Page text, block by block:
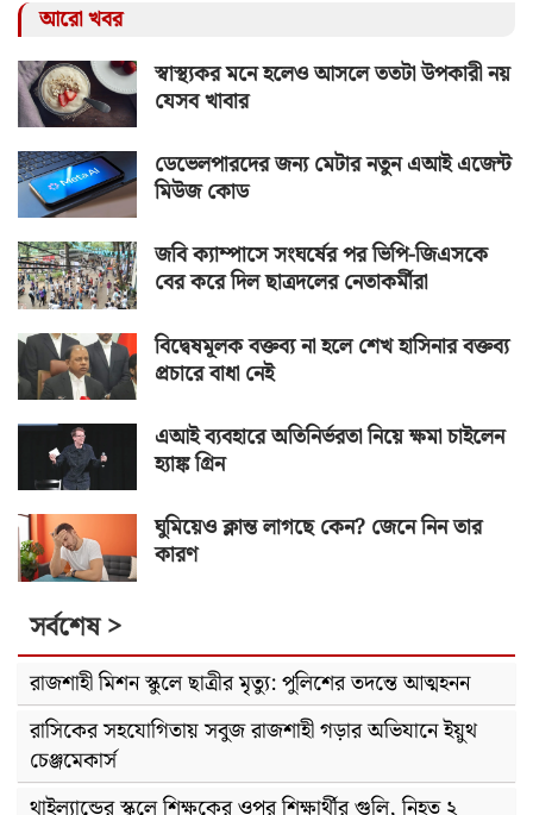
আরো খবর
স্বাস্থ্যকর মনে হলেও আসলে ততটা উপকারী নয়
যেসব খাবার
ডেভেলপারদের জন্য মেটার নতুন এআই এজেন্ট
মিউজ কোড
জবি ক্যাম্পাসে সংঘর্ষের পর ভিপি-জিএসকে
বের করে দিল ছাত্রদলের নেতাকর্মীরা
বিদ্বেষমূলক বক্তব্য না হলে শেখ হাসিনার বক্তব্য
প্রচারে বাধা নেই
এআই ব্যবহারে অতিনির্ভরতা নিয়ে ক্ষমা চাইলেন
হ্যাঙ্ক গ্রিন
ঘুমিয়েও ক্লান্ত লাগছে কেন? জেনে নিন তার
কারণ
সর্বশেষ >
রাজশাহী মিশন স্কুলে ছাত্রীর মৃত্যু: পুলিশের তদন্তে আত্মহনন
রাসিকের সহযোগিতায় সবুজ রাজশাহী গড়ার অভিযানে ইয়ুথ
চেঞ্জমেকার্স
থাইল্যান্ডের স্কুলে শিক্ষকের ওপর শিক্ষার্থীর গুলি, নিহত ২